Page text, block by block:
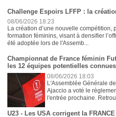
Challenge Espoirs LFFP : la
08/06/2026 18:23
La création d’une nouvelle compétition,
formation féminins, visant à densifier
été adoptée lors de l'Assemb...
Championnat de France féminin
les 12 équipes potentielles connues
08/06/2026 18:03
L'Assemblée Générale
Ajaccio a voté le
l'entrée prochaine.
U23 - Les USA corrigent la FRANCE